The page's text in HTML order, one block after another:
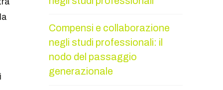
Compensi e collaborazione
negli studi professionali: il
nodo del passaggio
generazionale